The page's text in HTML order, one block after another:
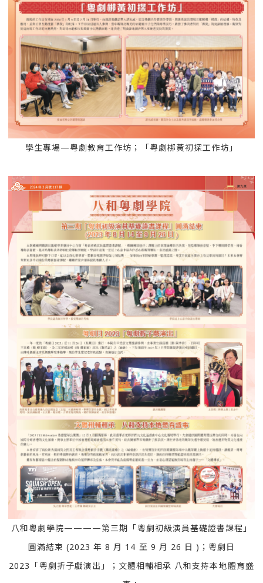
學生專場—粵劇教育工作坊；「粵劇梆黃初探工作坊」
八和粵劇學院————第三期「粵劇初級演員基礎證書課程」
圓滿結束 (2023 年 8 月 14 至 9 月 26 日 )；粵劇日
2023「粵劇折子戲演出」；文體相輔相承 八和支持本地體育盛